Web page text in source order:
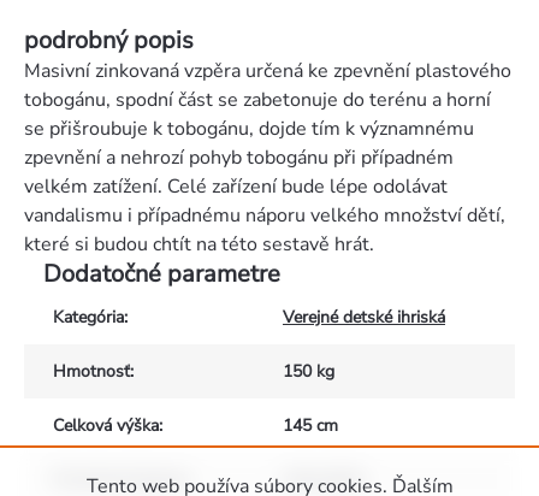
Tento web používa súbory cookies. Ďalším
podrobný popis
Masivní zinkovaná vzpěra určená ke zpevnění plastového
tobogánu, spodní část se zabetonuje do terénu a horní
se přišroubuje k tobogánu, dojde tím k významnému
zpevnění a nehrozí pohyb tobogánu při případném
velkém zatížení. Celé zařízení bude lépe odolávat
vandalismu i případnému náporu velkého množství dětí,
které si budou chtít na této sestavě hrát.
Dodatočné parametre
Kategória: Verejné detské ihriská
Hmotnosť: 150 kg
Celková výška: 145 cm
Povrchová úprava: zinkováním